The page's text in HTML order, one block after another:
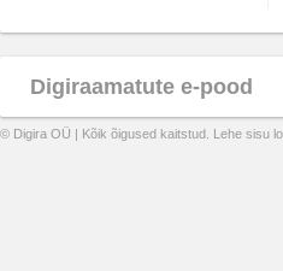
Digiraamatute e-pood
© Digira OÜ | Kõik õigused kaitstud. Lehe sisu